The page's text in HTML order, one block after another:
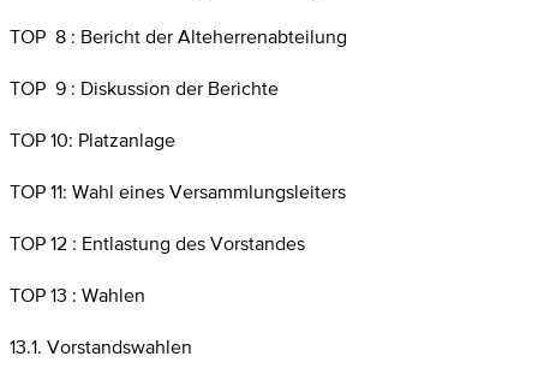
TOP 8 : Bericht der Alteherrenabteilung
TOP 9 : Diskussion der Berichte
TOP 10: Platzanlage
TOP 11: Wahl eines Versammlungsleiters
TOP 12 : Entlastung des Vorstandes
TOP 13 : Wahlen
13.1. Vorstandswahlen